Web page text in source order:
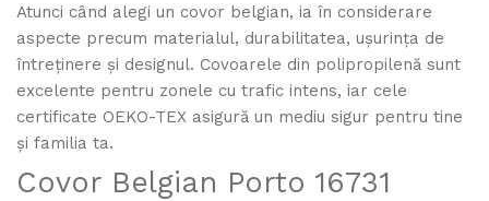
Atunci când alegi un covor belgian, ia în considerare
aspecte precum materialul, durabilitatea, ușurința de
întreținere și designul. Covoarele din polipropilenă sunt
excelente pentru zonele cu trafic intens, iar cele
certificate OEKO-TEX asigură un mediu sigur pentru tine
și familia ta.
Covor Belgian Porto 16731